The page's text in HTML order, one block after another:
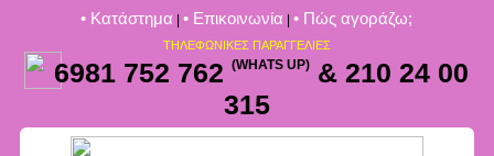
• Kατάστημα |• Επικοινωνία |• Πώς αγοράζω;
ΤΗΛΕΦΩΝΙΚΕΣ ΠΑΡΑΓΓΕΛΙΕΣ
6981 752 762(WHATS UP) & 210 24 00
315